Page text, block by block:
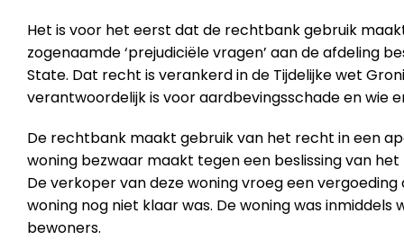
Het is voor het eerst dat de rechtbank gebruik
zogenaamde ‘prejudiciële vragen’ aan de afdeling
State. Dat recht is verankerd in de Tijdelijke wet
verantwoordelijk is voor aardbevingsschade en wie
De rechtbank maakt gebruik van het recht in een
woning bezwaar maakt tegen een beslissing van
De verkoper van deze woning vroeg een
woning nog niet klaar was. De woning was
bewoners.